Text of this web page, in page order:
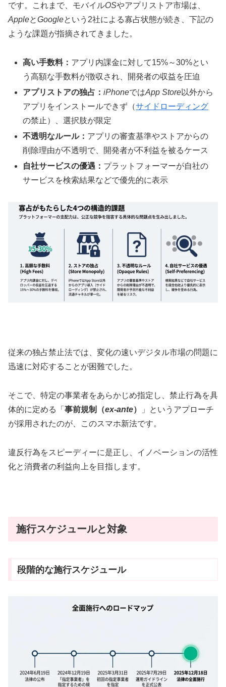
です。これまで、モバイルOSやアプリストア市場は、
AppleとGoogleという2社による寡占状態が続き、下記の
ような課題が指摘されてきました。
高い手数料： アプリ内課金に対して15%～30%とい
う高額な手数料が徴収され、開発者の収益を圧迫
アプリストアの独占：iPhoneではApp Store以外から
アプリをインストールできず（サイドローディング
の禁止）、選択肢が限定
不透明なルール： アプリの審査基準やストアからの
削除理由が不透明で、開発者が不利益を被るケース
自社サービスの優遇： プラットフォーマーが自社の
サービスを検索結果などで優先的に表示
従来の独占禁止法では、変化の速いデジタル市場の問題に
迅速に対応することが困難でした。
そこで、特定の事業者をあらかじめ指定し、禁止行為を具
体的に定める「 事前規制（ex-ante）
」というアプローチ
が採用されたのが、このスマホ新法です。
違反行為をスピーディーに是正し、イノベーションの活性
化と消費者の利益向上を目指します。
施行スケジュールと対象
段階的な施行スケジュール